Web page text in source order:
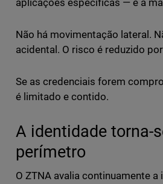
aplicações específicas — e a
Não há movimentação lateral.
acidental. O risco é reduzido
Se as credenciais forem
é limitado e contido.
A identidade torna-
perímetro
O ZTNA avalia continuamente a